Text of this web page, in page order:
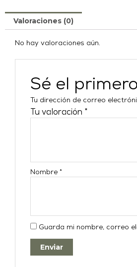
Valoraciones (0)
No hay valoraciones aún.
Sé el
Tu dirección de correo
Tu valoración *
Nombre*
Guarda mi nombre, correo